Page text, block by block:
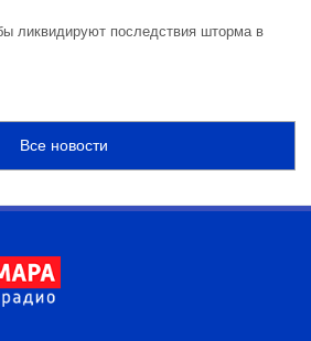
ликвидируют последствия шторма в
Все новости